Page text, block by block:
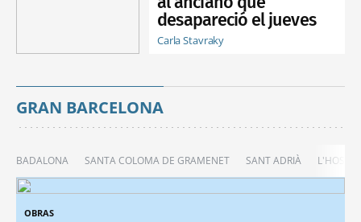
desapareció el jueves
Carla Stavraky
GRAN BARCELONA
BADALONA SANTA COLOMA DE GRAMENET SANT ADRIÀ
OBRAS